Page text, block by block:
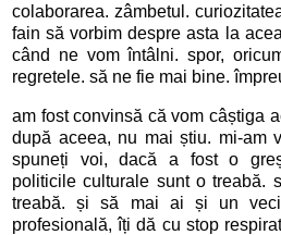
colaborarea. zâmbetul.
fain să vorbim despre asta la
când ne vom întâlni. spor,
regretele. să ne fie mai bine.
am fost convinsă că vom câștiga
după aceea, nu mai știu. mi-am
politicile culturale sunt o treabă.
treabă. și să mai ai și un
profesională, îți dă cu stop